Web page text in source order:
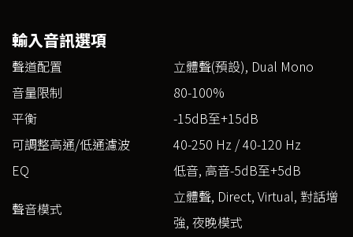
輸入音訊選項
聲道配置
立體聲(預設), Dual Mono
音量限制
80-100%
平衡
-15dB至+15dB
可調整高通/低通濾波
40-250 Hz / 40-120 Hz
EQ
低音, 高音-5dB至+5dB
聲音模式
立體聲, Direct, Virtual, 對話增
強, 夜晚模式